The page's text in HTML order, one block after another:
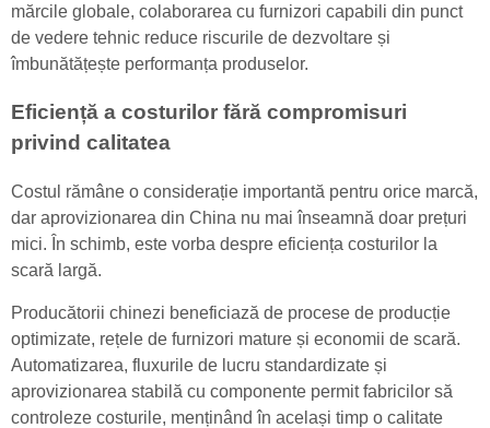
mărcile globale, colaborarea cu furnizori capabili din punct
de vedere tehnic reduce riscurile de dezvoltare și
îmbunătățește performanța produselor.
Eficiență a costurilor fără compromisuri
privind calitatea
Costul rămâne o considerație importantă pentru orice marcă,
dar aprovizionarea din China nu mai înseamnă doar prețuri
mici. În schimb, este vorba despre eficiența costurilor la
scară largă.
Producătorii chinezi beneficiază de procese de producție
optimizate, rețele de furnizori mature și economii de scară.
Automatizarea, fluxurile de lucru standardizate și
aprovizionarea stabilă cu componente permit fabricilor să
controleze costurile, menținând în același timp o calitate